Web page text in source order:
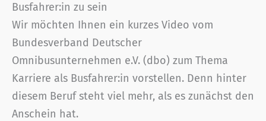
Busfahrer:in zu sein
Wir möchten Ihnen ein kurzes Video vom
Bundesverband Deutscher
Omnibusunternehmen e.V. (dbo) zum Thema
Karriere als Busfahrer:in vorstellen. Denn hinter
diesem Beruf steht viel mehr, als es zunächst den
Anschein hat.